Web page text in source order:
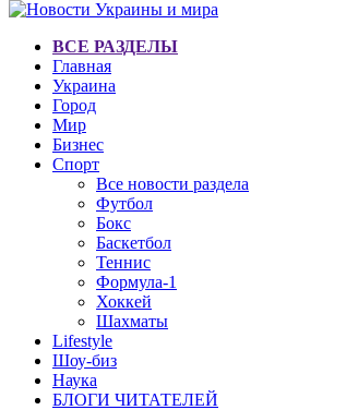
ВСЕ РАЗДЕЛЫ
Главная
Украина
Город
Мир
Бизнес
Спорт
Все новости раздела
Футбол
Бокс
Баскетбол
Теннис
Формула-1
Хоккей
Шахматы
Lifestyle
Шоу-биз
Наука
БЛОГИ ЧИТАТЕЛЕЙ